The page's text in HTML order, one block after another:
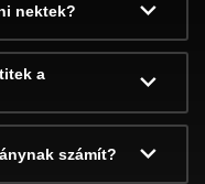
nektek?
a
számít?